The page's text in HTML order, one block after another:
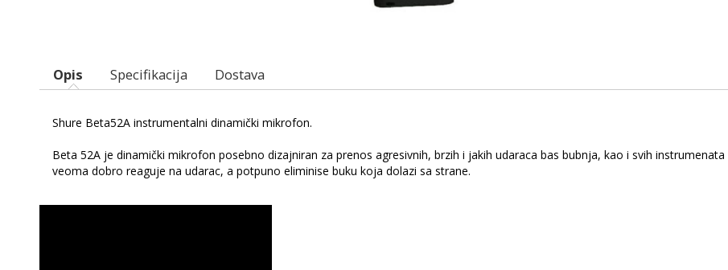
Opis Specifikacija Dostava
Shure Beta52A instrumentalni dinamički mikrofon.
Beta 52A je dinamički mikrofon posebno dizajniran za prenos agresivnih, brzih i jakih udaraca bas bubnja, kao i svih
veoma dobro reaguje na udarac, a potpuno eliminise buku koja dolazi sa strane.